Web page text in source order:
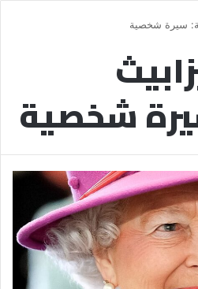
سيرة شخصية
شخصية